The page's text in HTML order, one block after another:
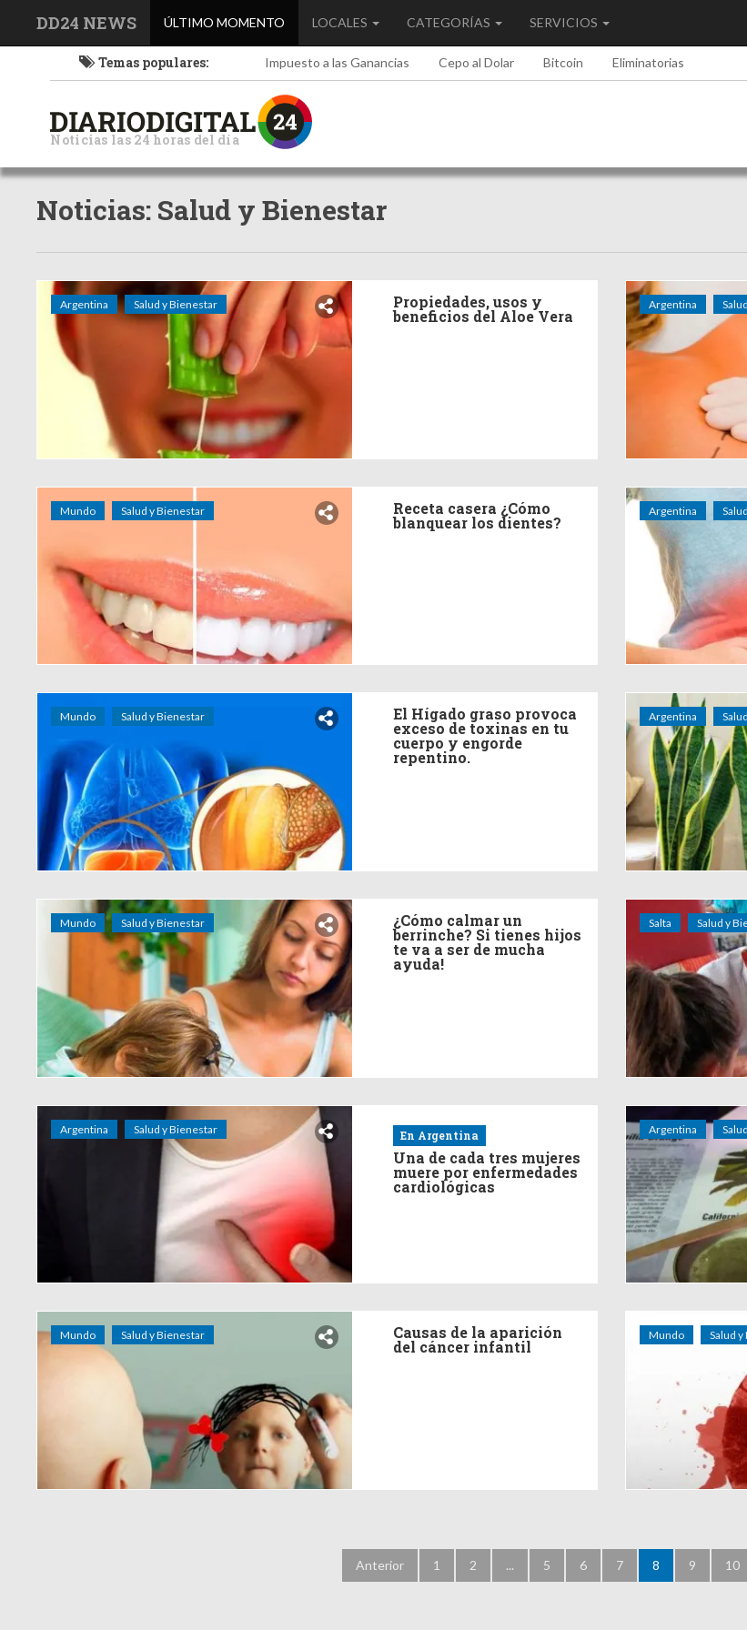
DD24 NEWS ÚLTIMO MOMENTO (current)LOCALES CATEGORÍAS SERVICIOS
Temas populares: Impuesto a las Ganancias Cepo al Dolar Bitcoin Eliminatorias
Noticias las 24 horas del día
Noticias: Salud y Bienestar
Argentina Salud y Bienestar Propiedades, usos y
beneficios del Aloe Vera
Argentina
Mundo Salud y Bienestar Receta casera ¿Cómo
blanquear los dientes?
Argentina
Mundo Salud y Bienestar El Hígado graso provoca
exceso de toxinas en tu
cuerpo y engorde
repentino.
Argentina
Mundo Salud y Bienestar ¿Cómo calmar un
berrinche? Si tienes hijos
te va a ser de mucha
ayuda!
Salta Salud y
Argentina Salud y Bienestar En Argentina
Una de cada tres mujeres
muere por enfermedades
cardiológicas
Argentina
Mundo Salud y Bienestar Causas de la aparición
del cáncer infantil
Mundo Salud
Anterior 1 2 ... 5 6 7 8 9 10